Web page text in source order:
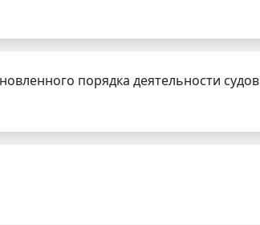
порядка деятельности судов